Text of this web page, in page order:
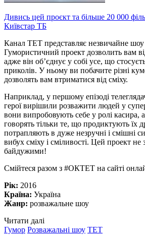
Дивись цей проєкт та більше 20 000
Київстар ТБ
Канал ТЕТ представляє незвичайне
Гумористичний проект дозволить вам
адже він об’єднує у собі усе, що
приколів. У ньому ви побачите різні
дозволять вам втриматися від сміху.
Наприклад, у першому епізоді
герої вирішили розважити людей у
вони випробовують себе у ролі касира,
говорять тільки те, що продиктують їх
потрапляють в дуже незручні і смішні
вибух сміху і сміливості. Цей проект не
байдужими!
Смійтеся разом з #ОКТЕТ на сайті
Рік: 2016
Країна: Україна
Жанр: розважальне шоу
Читати далі
Гумор Розважальні шоу ТЕТ